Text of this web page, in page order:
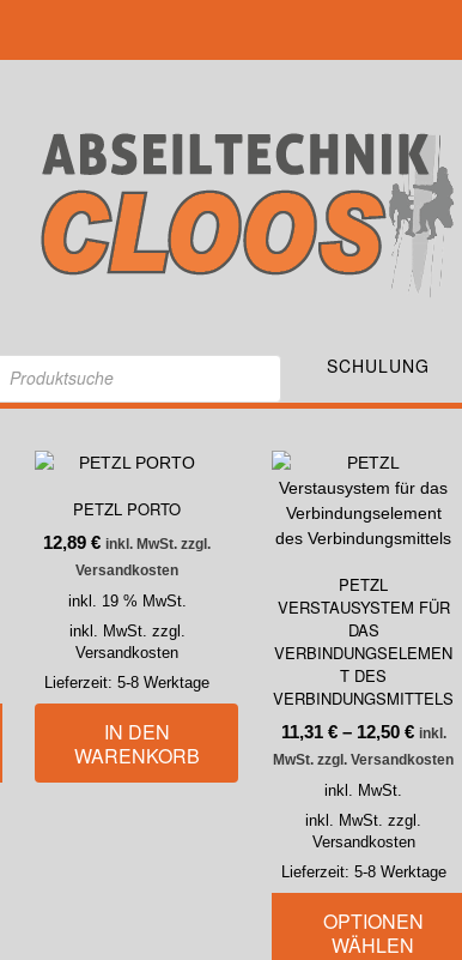
SCHULUNG
PETZL PORTO
12,89€ inkl. MwSt. zzgl.
Versandkosten
inkl. 19 % MwSt.
inkl. MwSt. zzgl.
Versandkosten
Lieferzeit:5-8 Werktage
IN DEN
WARENKORB
PETZL
VERSTAUSYSTEM FÜR
DAS
VERBINDUNGSELEMEN
T DES
VERBINDUNGSMITTELS
11,31 €– 12,50 € inkl.
MwSt. zzgl. Versandkosten
inkl. MwSt.
inkl. MwSt. zzgl.
Versandkosten
Lieferzeit: 5-8 Werktage
OPTIONEN
WÄHLEN